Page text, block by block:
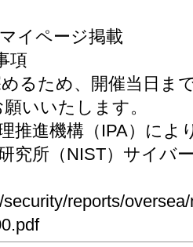
イページ掲載
項
るため、開催当日ま
いいたします。
推進機構（IPA）によ
研究所（NIST）サイ
reports/